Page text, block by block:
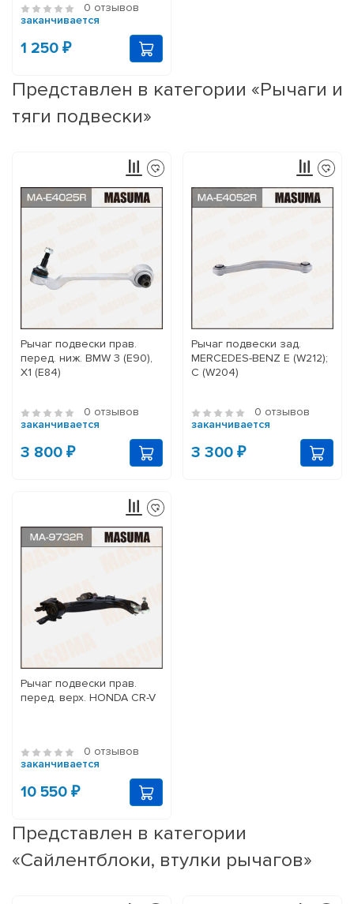
0 отзывов
заканчивается
1 250 ₽
Представлен в категории «Рычаги и
тяги подвески»
Рычаг подвески прав.
перед. ниж. BMW 3 (E90),
X1 (E84)
0 отзывов
заканчивается
3 800 ₽
Рычаг подвески зад.
MERCEDES-BENZ E (W212);
C (W204)
0 отзывов
заканчивается
3 300 ₽
Рычаг подвески прав.
перед. верх. HONDA CR-V
0 отзывов
заканчивается
10 550 ₽
Представлен в категории
«Сайлентблоки, втулки рычагов»